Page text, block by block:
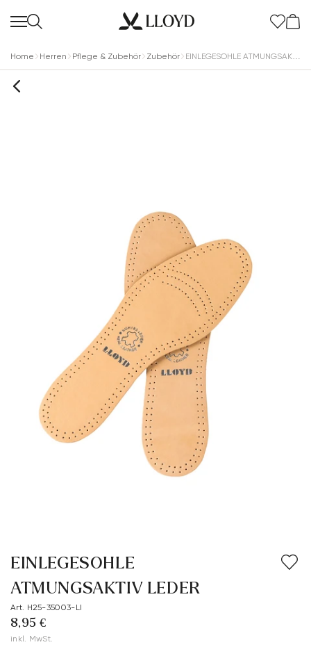
Home Herren Pflege & Zubehör Zubehör EINLEGESOHLE ATMUNGSAKTIV LEDER
EINLEGESOHLE
ATMUNGSAKTIV LEDER
Art. H25-35003-LI
8,95 €
inkl. MwSt.